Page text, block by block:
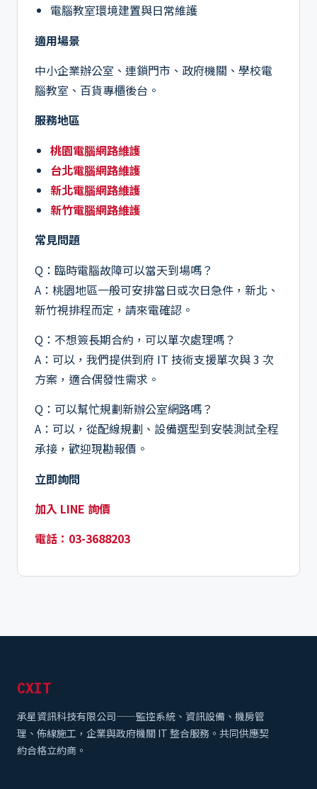
電腦教室環境建置與日常維護
適用場景
中小企業辦公室、連鎖門市、政府機關、學校電
腦教室、百貨專櫃後台。
服務地區
桃園電腦網路維護
台北電腦網路維護
新北電腦網路維護
新竹電腦網路維護
常見問題
Q：臨時電腦故障可以當天到場嗎？
A：桃園地區一般可安排當日或次日急件，新北、
新竹視排程而定，請來電確認。
Q：不想簽長期合約，可以單次處理嗎？
A：可以，我們提供到府 IT 技術支援單次與 3 次
方案，適合偶發性需求。
Q：可以幫忙規劃新辦公室網路嗎？
A：可以，從配線規劃、設備選型到安裝測試全程
承接，歡迎現勘報價。
立即詢問
加入 LINE 詢價
電話：03-3688203
CXIT
承星資訊科技有限公司——監控系統、資訊設備、機房管
理、佈線施工，企業與政府機關 IT 整合服務。共同供應契
約合格立約商。